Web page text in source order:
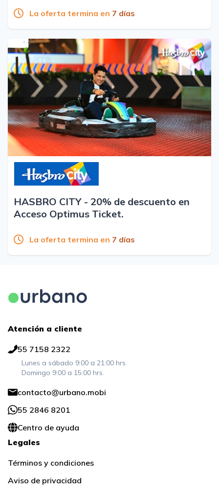
La oferta termina en 7 días
HASBRO CITY - 20% de descuento en
Acceso Optimus Ticket.
La oferta termina en 7 días
Legales
Términos y condiciones
Aviso de privacidad
Atención a cliente
55 7158 2322
Lunes a sábado 9:00 a 21:00 hrs.
Domingo 9:00 a 15:00 hrs.
contacto@urbano.mobi
55 2846 8201
Centro de ayuda